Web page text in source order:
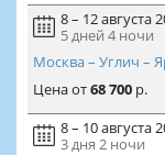
8 – 12 августа
5 дней 4 ночи
Москва – Углич –
Ценаот68 700р.
8 – 10 августа
3 дня 2 ночи